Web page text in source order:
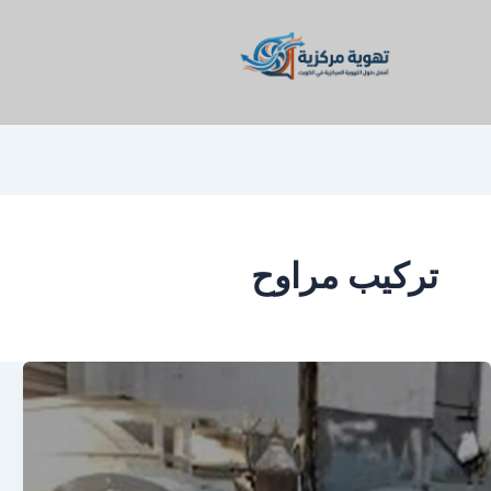
تركيب مراوح